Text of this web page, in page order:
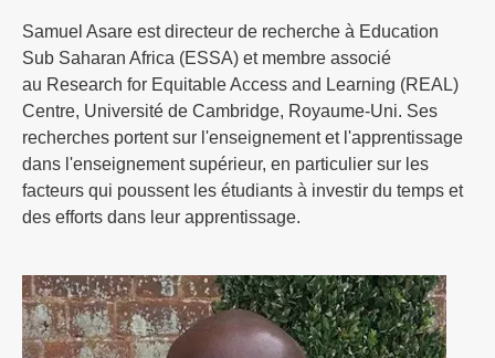
Samuel Asare est directeur de recherche à Education
Sub Saharan Africa (ESSA) et membre associé
au Research for Equitable Access and Learning (REAL)
Centre, Université de Cambridge, Royaume-Uni. Ses
recherches portent sur l'enseignement et l'apprentissage
dans l'enseignement supérieur, en particulier sur les
facteurs qui poussent les étudiants à investir du temps et
des efforts dans leur apprentissage.